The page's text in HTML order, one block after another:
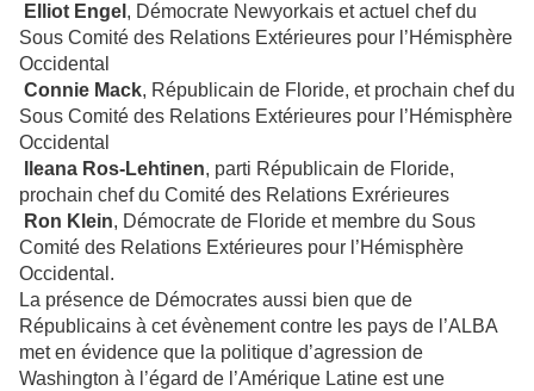
Elliot Engel , Démocrate Newyorkais et actuel chef du
Sous Comité des Relations Extérieures pour l’Hémisphère
Occidental
Connie Mack, Républicain de Floride, et prochain chef du
Sous Comité des Relations Extérieures pour l’Hémisphère
Occidental
Ileana Ros-Lehtinen, parti Républicain de Floride,
prochain chef du Comité des Relations Exrérieures
Ron Klein, Démocrate de Floride et membre du Sous
Comité des Relations Extérieures pour l’Hémisphère
Occidental.
La présence de Démocrates aussi bien que de
Républicains à cet évènement contre les pays de l’ALBA
met en évidence que la politique d’agression de
Washington à l’égard de l’Amérique Latine est une